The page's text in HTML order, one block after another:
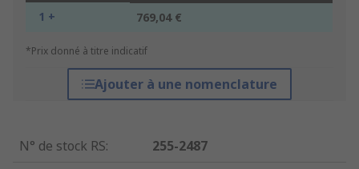
1 + 769,04 €
*Prix donné à titre indicatif
Ajouter à une nomenclature
N° de stock RS:
255-2487